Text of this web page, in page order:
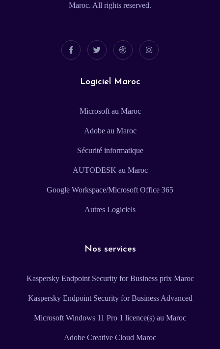
Maroc. All rights reserved.
Logiciel Maroc
Microsoft au Maroc
Adobe au Maroc
Sécurité informatique
AUTODESK au Maroc
Google Workspace/Microsoft Office 365
Autres Logiciels
Nos services
Kaspersky Endpoint Security for Business prix Maroc
Kaspersky Endpoint Security for Business Advanced
Microsoft Windows 11 Pro 1 licence(s) au Maroc
Adobe Creative Cloud Maroc